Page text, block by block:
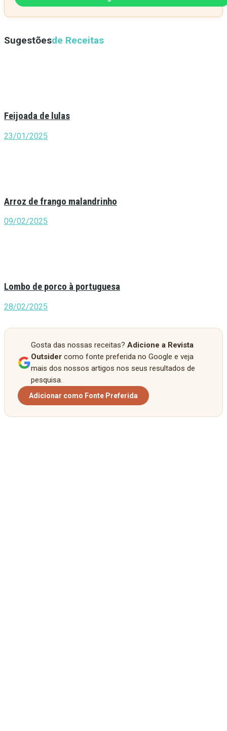
Sugestõesde Receitas
Feijoada de lulas
23/01/2025
Arroz de frango malandrinho
09/02/2025
Lombo de porco à portuguesa
28/02/2025
Gosta das nossas receitas? Adicione a Revista
Outsider como fonte preferida no Google e veja
mais dos nossos artigos nos seus resultados de
pesquisa.
Adicionar como Fonte Preferida